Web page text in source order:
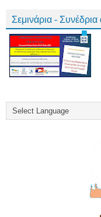
Σεμινάρια -